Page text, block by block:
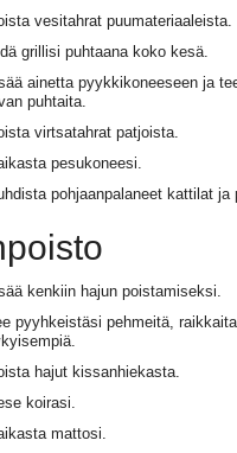
vesitahrat puumateriaaleista.
grillisi puhtaana koko kesä.
ainetta pyykkikoneeseen ja
puhtaita.
virtsatahrat patjoista.
pesukoneesi.
pohjaanpalaneet kattilat ja
kenkiin hajun poistamiseksi.
pyyhkeistäsi pehmeitä,
hajut kissanhiekasta.
koirasi.
mattosi.